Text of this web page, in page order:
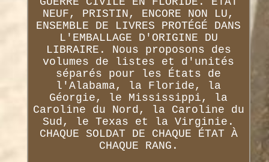
NEUF, PRISTIN, ENCORE NON LU,
ENSEMBLE DE LIVRES PROTÉGÉ DANS
L'EMBALLAGE D'ORIGINE DU
LIBRAIRE. Nous proposons des
volumes de listes et d'unités
séparés pour les États de
l'Alabama, la Floride, la
Géorgie, le Mississippi, la
Caroline du Nord, la Caroline du
Sud, le Texas et la Virginie.
CHAQUE SOLDAT DE CHAQUE ÉTAT À
CHAQUE RANG.